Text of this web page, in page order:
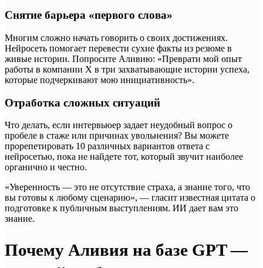
Снятие барьера «первого слова»
Многим сложно начать говорить о своих достижениях.
Нейросеть помогает перевести сухие факты из резюме в
живые истории. Попросите Аливию: «Преврати мой опыт
работы в компании X в три захватывающие истории успеха,
которые подчеркивают мою инициативность».
Отработка сложных ситуаций
Что делать, если интервьюер задает неудобный вопрос о
пробеле в стаже или причинах увольнения? Вы можете
прорепетировать 10 различных вариантов ответа с
нейросетью, пока не найдете тот, который звучит наиболее
органично и честно.
«Уверенность — это не отсутствие страха, а знание того, что
вы готовы к любому сценарию», — гласит известная цитата о
подготовке к публичным выступлениям. ИИ дает вам это
знание.
Почему Аливия на базе GPT —